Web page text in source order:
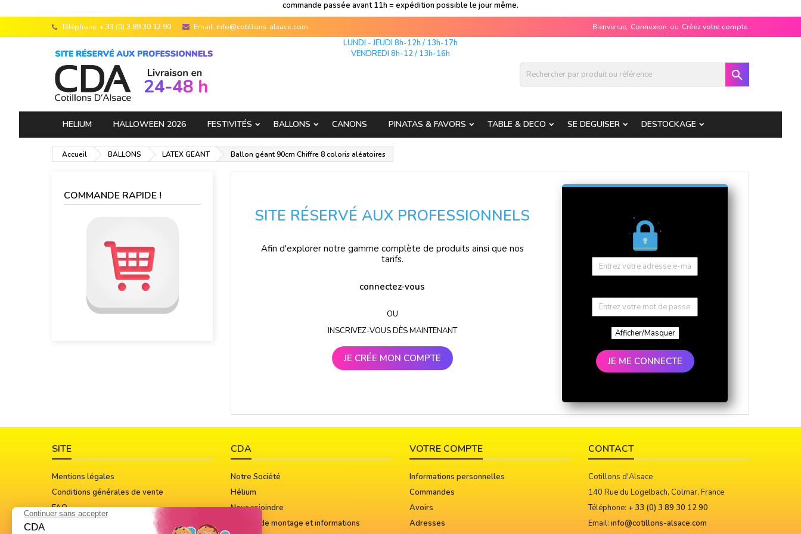
commande passée avant 11h = expédition possible le jour même.
Téléphone: + 33 (0) 3 89 30 12 90 Email: info@cotillons-alsace.com Bienvenue, Connexion ou Créez votre compte

LUNDI - JEUDI 8h-12h / 13h-17h
VENDREDI 8h-12 / 13h-16h
HELIUM HALLOWEEN 2026 FESTIVITÉS BALLONS CANONS PINATAS & FAVORS TABLE & DECO SE DEGUISER DESTOCKAGE
Accueil BALLONS LATEX GEANT Ballon géant 90cm Chiffre 8 coloris aléatoires
COMMANDE RAPIDE !
SITE RÉSERVÉ AUX PROFESSIONNELS
Afin d'explorer notre gamme complète de produits ainsi que nos
tarifs.
connectez-vous
OU
INSCRIVEZ-VOUS DÈS MAINTENANT
JE CRÉE MON COMPTE
Afficher/Masquer
JE ME CONNECTE
SITE
Mentions légales
Conditions générales de vente
FAQ
CDA
Notre Société
Hélium
Nous rejoindre
Notices de montage et informations
VOTRE COMPTE
Informations personnelles
Commandes
Avoirs
Adresses
CONTACT
Cotillons d'Alsace
140 Rue du Logelbach, Colmar, France
Téléphone: + 33 (0) 3 89 30 12 90
Email: info@cotillons-alsace.com